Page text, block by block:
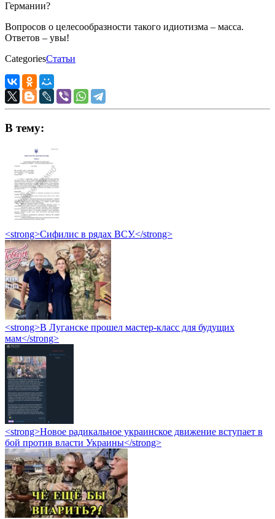
Германии?
Вопросов о целесообразности такого идиотизма – масса.
Ответов – увы!
CategoriesСтатьи
В тему:
<strong>Сифилис в рядах ВСУ.</strong>
<strong>В Луганске прошел мастер-класс для будущих
мам</strong>
<strong>Новое радикальное украинское движение вступает в
бой против власти Украины</strong>